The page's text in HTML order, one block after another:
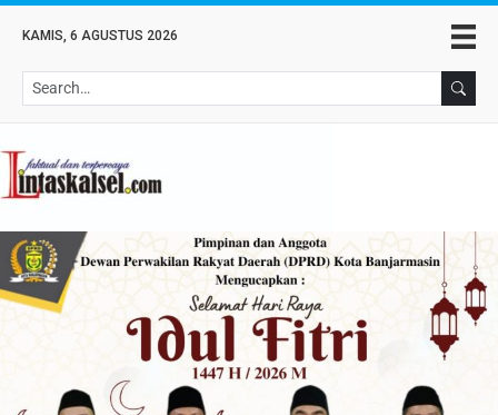
KAMIS, 6 AGUSTUS 2026